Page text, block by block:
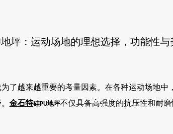
坪：运动场地的理想选择，功能性与
了越来越重要的考量因素。在各种运动场地中，
金石特硅PU地坪不仅具备高强度的抗压性和耐